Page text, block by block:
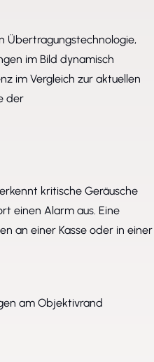
Übertragungstechnologie,
im Bild dynamisch
im Vergleich zur aktuellen
der
kritische Geräusche
einen Alarm aus. Eine
an einer Kasse oder in einer
am Objektivrand